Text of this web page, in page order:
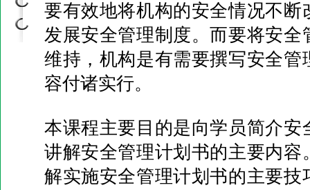
要有效地将机构的安全情况不断
发展安全管理制度。而要将安全
维持，机构是有需要撰写安全管
容付诸实行。
本课程主要目的是向学员简介安
讲解安全管理计划书的主要内容
解实施安全管理计划书的主要技